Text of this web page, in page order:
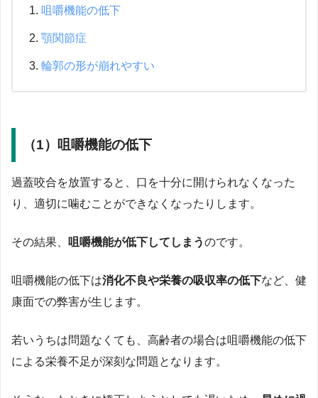
咀嚼機能の低下
顎関節症
輪郭の形が崩れやすい
（1）咀嚼機能の低下
過蓋咬合を放置すると、口を十分に開けられなくなった
り、適切に噛むことができなくなったりします。
その結果、 咀嚼機能が低下してしまうのです。
咀嚼機能の低下は消化不良や栄養の吸収率の低下など、健
康面での弊害が生じます。
若いうちは問題なくても、高齢者の場合は咀嚼機能の低下
による栄養不足が深刻な問題となります。